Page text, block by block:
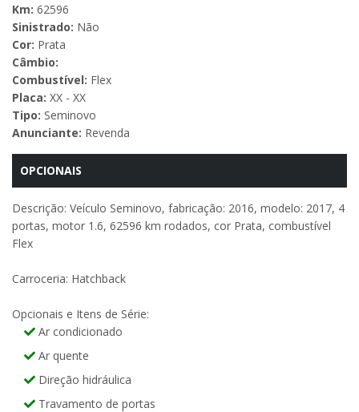
Km: 62596
Sinistrado: Não
Cor: Prata
Câmbio:
Combustível: Flex
Placa: XX - XX
Tipo: Seminovo
Anunciante: Revenda
OPCIONAIS
Descrição: Veículo Seminovo, fabricação: 2016, modelo: 2017, 4
portas, motor 1.6, 62596 km rodados, cor Prata, combustível
Flex
Carroceria: Hatchback
Opcionais e Itens de Série:
Ar condicionado
Ar quente
Direção hidráulica
Travamento de portas